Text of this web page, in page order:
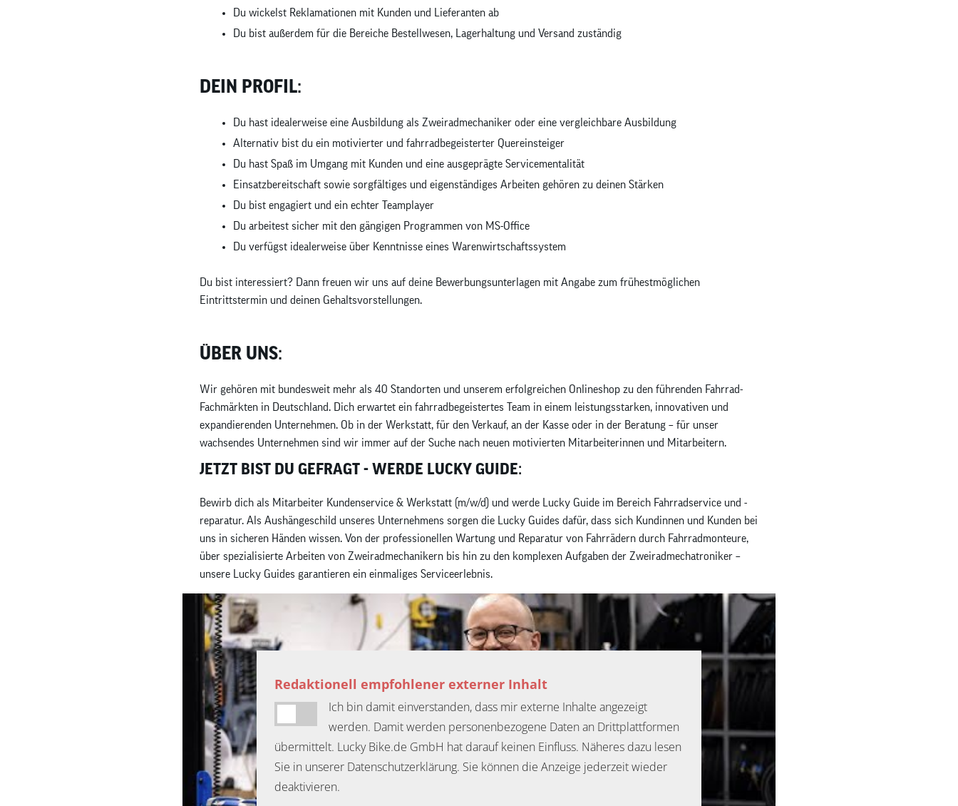
Du wickelst Reklamationen mit Kunden und Lieferanten ab
Du bist außerdem für die Bereiche Bestellwesen, Lagerhaltung und Versand zuständig
DEIN PROFIL:
Du hast idealerweise eine Ausbildung als Zweiradmechaniker oder eine vergleichbare Ausbildung
Alternativ bist du ein motivierter und fahrradbegeisterter Quereinsteiger
Du hast Spaß im Umgang mit Kunden und eine ausgeprägte Servicementalität
Einsatzbereitschaft sowie sorgfältiges und eigenständiges Arbeiten gehören zu deinen Stärken
Du bist engagiert und ein echter Teamplayer
Du arbeitest sicher mit den gängigen Programmen von MS-Office
Du verfügst idealerweise über Kenntnisse eines Warenwirtschaftssystem
Du bist interessiert? Dann freuen wir uns auf deine Bewerbungsunterlagen mit Angabe zum frühestmöglichen
Eintrittstermin und deinen Gehaltsvorstellungen.
ÜBER UNS:
Wir gehören mit bundesweit mehr als 40 Standorten und unserem erfolgreichen Onlineshop zu den führenden Fahrrad-
Fachmärkten in Deutschland. Dich erwartet ein fahrradbegeistertes Team in einem leistungsstarken, innovativen und
expandierenden Unternehmen. Ob in der Werkstatt, für den Verkauf, an der Kasse oder in der Beratung – für unser
wachsendes Unternehmen sind wir immer auf der Suche nach neuen motivierten Mitarbeiterinnen und Mitarbeitern.
JETZT BIST DU GEFRAGT - WERDE LUCKY GUIDE:
Bewirb dich als Mitarbeiter Kundenservice & Werkstatt (m/w/d) und werde Lucky Guide im Bereich Fahrradservice und -
reparatur. Als Aushängeschild unseres Unternehmens sorgen die Lucky Guides dafür, dass sich Kundinnen und Kunden bei
uns in sicheren Händen wissen. Von der professionellen Wartung und Reparatur von Fahrrädern durch Fahrradmonteure,
über spezialisierte Arbeiten von Zweiradmechanikern bis hin zu den komplexen Aufgaben der Zweiradmechatroniker –
unsere Lucky Guides garantieren ein einmaliges Serviceerlebnis.
Redaktionell empfohlener externer Inhalt
Ich bin damit einverstanden, dass mir externe Inhalte angezeigt
werden. Damit werden personenbezogene Daten an Drittplattformen
übermittelt. Lucky Bike.de GmbH hat darauf keinen Einfluss. Näheres dazu lesen
Sie in unserer Datenschutzerklärung. Sie können die Anzeige jederzeit wieder
deaktivieren.